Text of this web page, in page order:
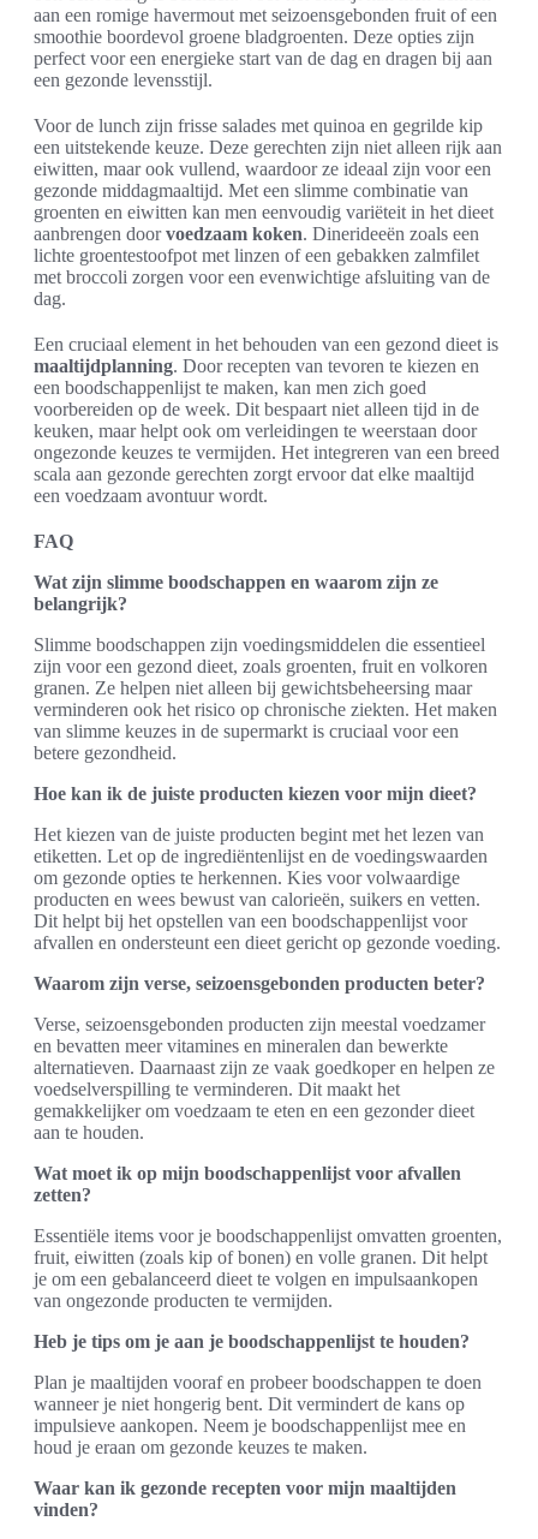
aan een romige havermout met seizoensgebonden fruit of een
smoothie boordevol groene bladgroenten. Deze opties zijn
perfect voor een energieke start van de dag en dragen bij aan
een gezonde levensstijl.
Voor de lunch zijn frisse salades met quinoa en gegrilde kip
een uitstekende keuze. Deze gerechten zijn niet alleen rijk aan
eiwitten, maar ook vullend, waardoor ze ideaal zijn voor een
gezonde middagmaaltijd. Met een slimme combinatie van
groenten en eiwitten kan men eenvoudig variëteit in het dieet
aanbrengen doorvoedzaam koken. Dinerideeën zoals een
lichte groentestoofpot met linzen of een gebakken zalmfilet
met broccoli zorgen voor een evenwichtige afsluiting van de
dag.
Een cruciaal element in het behouden van een gezond dieet is
maaltijdplanning. Door recepten van tevoren te kiezen en
een boodschappenlijst te maken, kan men zich goed
voorbereiden op de week. Dit bespaart niet alleen tijd in de
keuken, maar helpt ook om verleidingen te weerstaan door
ongezonde keuzes te vermijden. Het integreren van een breed
scala aan gezonde gerechten zorgt ervoor dat elke maaltijd
een voedzaam avontuur wordt.
FAQ
Wat zijn slimme boodschappen en waarom zijn ze
belangrijk?
Slimme boodschappen zijn voedingsmiddelen die essentieel
zijn voor een gezond dieet, zoals groenten, fruit en volkoren
granen. Ze helpen niet alleen bij gewichtsbeheersing maar
verminderen ook het risico op chronische ziekten. Het maken
van slimme keuzes in de supermarkt is cruciaal voor een
betere gezondheid.
Hoe kan ik de juiste producten kiezen voor mijn dieet?
Het kiezen van de juiste producten begint met het lezen van
etiketten. Let op de ingrediëntenlijst en de voedingswaarden
om gezonde opties te herkennen. Kies voor volwaardige
producten en wees bewust van calorieën, suikers en vetten.
Dit helpt bij het opstellen van een boodschappenlijst voor
afvallen en ondersteunt een dieet gericht op gezonde voeding.
Waarom zijn verse, seizoensgebonden producten beter?
Verse, seizoensgebonden producten zijn meestal voedzamer
en bevatten meer vitamines en mineralen dan bewerkte
alternatieven. Daarnaast zijn ze vaak goedkoper en helpen ze
voedselverspilling te verminderen. Dit maakt het
gemakkelijker om voedzaam te eten en een gezonder dieet
aan te houden.
Wat moet ik op mijn boodschappenlijst voor afvallen
zetten?
Essentiële items voor je boodschappenlijst omvatten groenten,
fruit, eiwitten (zoals kip of bonen) en volle granen. Dit helpt
je om een gebalanceerd dieet te volgen en impulsaankopen
van ongezonde producten te vermijden.
Heb je tips om je aan je boodschappenlijst te houden?
Plan je maaltijden vooraf en probeer boodschappen te doen
wanneer je niet hongerig bent. Dit vermindert de kans op
impulsieve aankopen. Neem je boodschappenlijst mee en
houd je eraan om gezonde keuzes te maken.
Waar kan ik gezonde recepten voor mijn maaltijden
vinden?